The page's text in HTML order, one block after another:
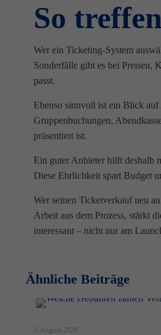
So
Wer ein Ticketing-System
Sonderfälle gibt es bei Preisen,
passt.
Ebenso sinnvoll ist ein Blick
Gruppenbuchungen,
präsentiert ist.
Ein guter Anbieter hilft deshalb
Diese Ehrlichkeit spart Budget
Wer seinen Ticketverkauf neu
Arbeit aus dem Prozess, stärkt
interessant – nicht nur am
Ähnliche Beiträge
5. August 2026